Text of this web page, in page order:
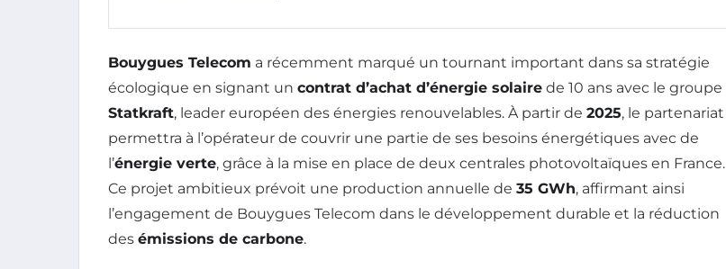
Bouygues Telecom a récemment marqué un tournant important dans sa stratégie
écologique en signant un contrat d’achat d’énergie solaire de 10 ans avec le groupe
Statkraft, leader européen des énergies renouvelables. À partir de 2025, le partenariat
permettra à l’opérateur de couvrir une partie de ses besoins énergétiques avec de
l’énergie verte, grâce à la mise en place de deux centrales photovoltaïques en France.
Ce projet ambitieux prévoit une production annuelle de 35 GWh, affirmant ainsi
l’engagement de Bouygues Telecom dans le développement durable et la réduction
des émissions de carbone.